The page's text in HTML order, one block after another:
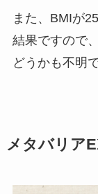
また、BMIが
結果ですので
どうかも不明で
メタバリア